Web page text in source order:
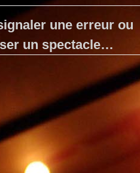
une erreur ou
un spectacle…